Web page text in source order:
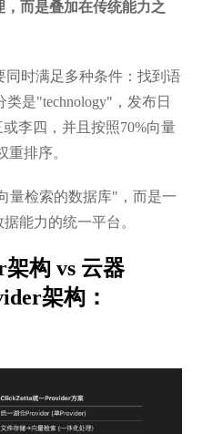
而是叠加在传统能力之
时满足多种条件：找到语
是"technology"，发布日
李四，并且按照70%向量
重排序。
量检索的数据库"，而是一
能力的统一平台。
构 vs 云器
架构：